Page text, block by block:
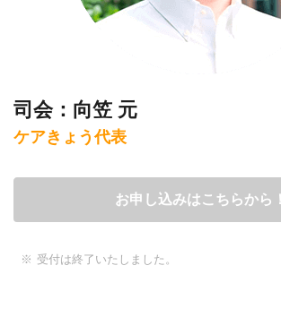
司会：向笠 元
ケアきょう代表
お申し込みはこちらから！
受付は終了いたしました。